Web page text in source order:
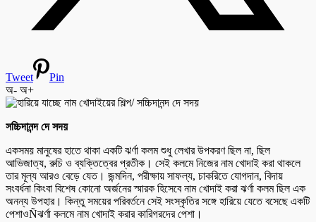
Tweet
Pin
অ- অ+
সচ্চিদানন্দ দে সদয়
একসময় মানুষের হাতে থাকা একটি ঝর্ণা কলম শুধু লেখার উপকরণ ছিল না, ছিল
আভিজাত্য, রুচি ও ব্যক্তিত্বের প্রতীক। সেই কলমে নিজের নাম খোদাই করা থাকলে
তার মূল্য আরও বেড়ে যেত। জন্মদিন, পরীক্ষায় সাফল্য, চাকরিতে যোগদান, বিদায়
সংবর্ধনা কিংবা বিশেষ কোনো অর্জনের স্মারক হিসেবে নাম খোদাই করা ঝর্ণা কলম ছিল এক
অনন্য উপহার। কিন্তু সময়ের পরিবর্তনে সেই সংস্কৃতির সঙ্গে হারিয়ে যেতে বসেছে একটি
পেশাওÑঝর্ণা কলমে নাম খোদাই করার কারিগরদের পেশা।